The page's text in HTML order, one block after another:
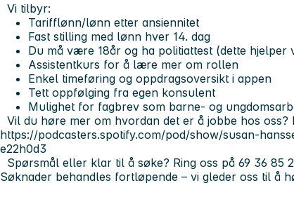
Vi tilbyr:
Tarifflønn/lønn etter ansiennitet
Fast stilling med lønn hver 14. dag
Du må være 18år og ha politiattest (dette hjelper
Assistentkurs for å lære mer om rollen
Enkel timeføring og oppdragsoversikt i appen
Tett oppfølging fra egen konsulent
Mulighet for fagbrev som barne- og
Vil du høre mer om hvordan det er å jobbe hos oss?
https://podcasters.spotify.com/pod/show/susan-
e22h0d3
Spørsmål eller klar til å søke? Ring oss på 69 36 85
Søknader behandles fortløpende – vi gleder oss til å